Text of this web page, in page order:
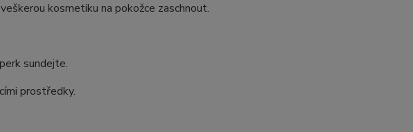
kosmetiku na pokožce zaschnout.
sundejte.
prostředky.